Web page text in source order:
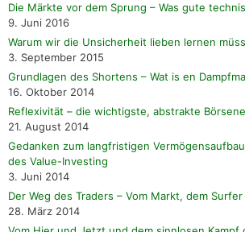
Die Märkte vor dem Sprung – Was gute
9. Juni 2016
Warum wir die Unsicherheit lieben lernen
3. September 2015
Grundlagen des Shortens – Wat is en
16. Oktober 2014
Reflexivität – die wichtigste, abstrakte
21. August 2014
Gedanken zum langfristigen
des Value-Investing
3. Juni 2014
Der Weg des Traders – Vom Markt, dem
28. März 2014